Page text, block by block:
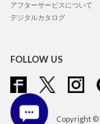
アフターサービスについて
デジタルカタログ
FOLLOW US
Copyright ©